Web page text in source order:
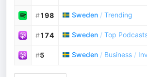
#198 Sweden / Trending
#174 Sweden / Top
#5 Sweden / Business /